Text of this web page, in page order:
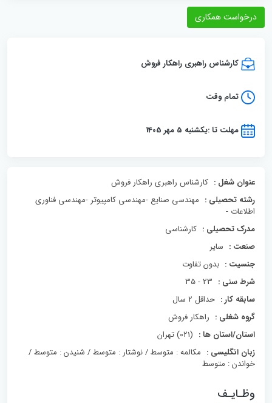
درخواست همکاری
کارشناس راهبری راهکار فروش
تمام وقت
مهلت تا :یکشنبه 5 مهر 1405
عنوان شغل : کارشناس راهبری راهکار فروش
رشته تحصیلی : مهندسی صنایع -مهندسی کامپیوتر -مهندسی فناوری
اطلاعات -
مدرک تحصیلی : کارشناسی
صنعت : سایر
جنسیت : بدون تفاوت
شرط سنی : 23 - 35
سابقه کار : حداقل 2 سال
گروه شغلی : راهکار فروش
استان/استان ها : (021) تهران
زبان انگلیسی : مکالمه : متوسط / نوشتار : متوسط / شنیدن : متوسط /
خواندن : متوسط
وظـایـف